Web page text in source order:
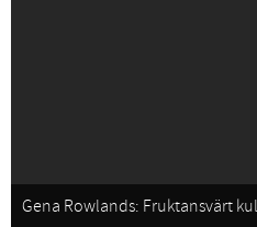
Gena Rowlands: Fruktansvärt